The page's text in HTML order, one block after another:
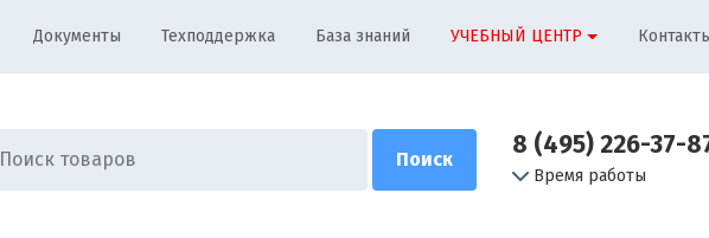
Документы Техподдержка База знаний УЧЕБНЫЙ ЦЕНТР
8 (495) 226-37-
Время работы